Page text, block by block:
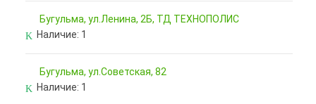
Бугульма, ул.Ленина, 2Б, ТД ТЕХНОПОЛИС
Наличие: 1
Бугульма, ул.Советская, 82
Наличие: 1